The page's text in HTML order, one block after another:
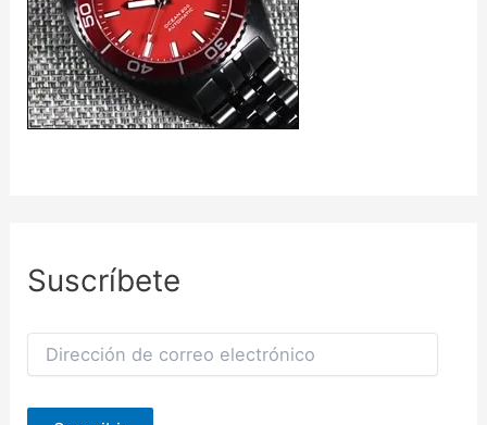
Suscríbete
e